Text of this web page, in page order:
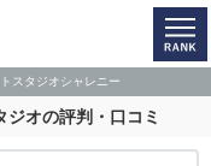
スタジオシャレニー
ジオの評判・口コミ